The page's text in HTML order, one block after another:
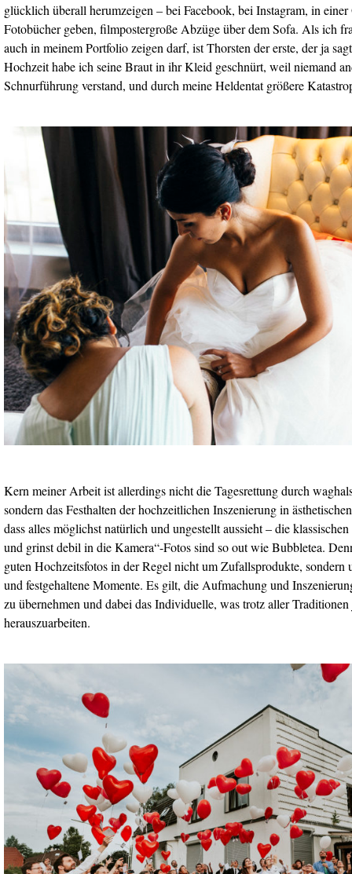
glücklich überall herumzeigen – bei Facebook, bei Instagram, in
Fotobücher geben, filmpostergroße Abzüge über dem Sofa. Als ich
auch in meinem Portfolio zeigen darf, ist Thorsten der erste, der ja
Hochzeit habe ich seine Braut in ihr Kleid geschnürt, weil niemand
Schnurführung verstand, und durch meine Heldentat größere
Kern meiner Arbeit ist allerdings nicht die Tagesrettung durch
sondern das Festhalten der hochzeitlichen Inszenierung in
dass alles möglichst natürlich und ungestellt aussieht – die
und grinst debil in die Kamera“-Fotos sind so out wie Bubbletea.
guten Hochzeitsfotos in der Regel nicht um Zufallsprodukte, sondern
und festgehaltene Momente. Es gilt, die Aufmachung und
zu übernehmen und dabei das Individuelle, was trotz aller
herauszuarbeiten.